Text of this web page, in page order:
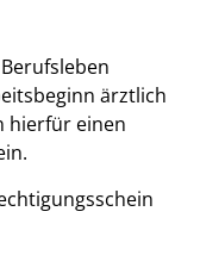
ärztlich
hierfür einen